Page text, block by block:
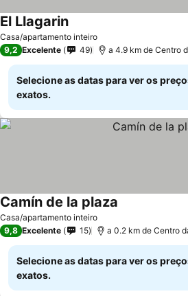
Casa/apartamento inteiro
El Llagarin
9,2 Excelente 49 a 4.9 km de Centro
Selecione as datas para ver os
exatos.
Casa/apartamento inteiro
Camín de la plaza
9,8 Excelente 15 a 0.2 km de Centro
Selecione as datas para ver os
exatos.